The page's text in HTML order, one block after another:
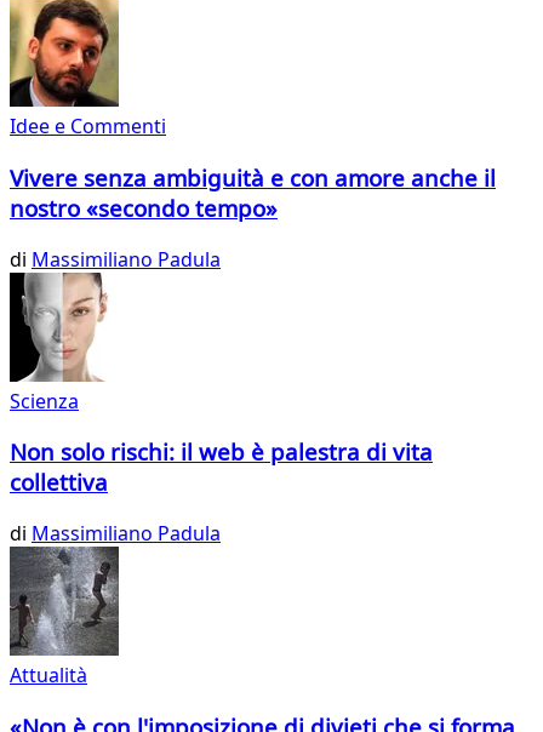
Idee e Commenti
Vivere senza ambiguità e con amore anche il
nostro «secondo tempo»
di Massimiliano Padula
Scienza
Non solo rischi: il web è palestra di vita
collettiva
di Massimiliano Padula
Attualità